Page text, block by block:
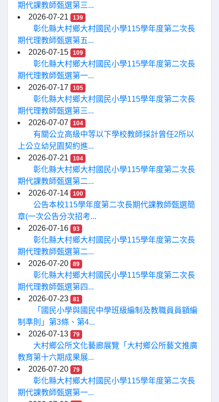
期代課教師甄選第三...
2026-07-21
139
彰化縣大村鄉大村國民小學115學年度第二次長
期代理教師甄選第五...
2026-07-15
109
彰化縣大村鄉大村國民小學115學年度第二次長
期代理教師甄選第一...
2026-07-17
105
彰化縣大村鄉大村國民小學115學年度第二次長
期代理教師甄選第三...
2026-07-07
104
有關公立高級中等以下學校教師採計曾任2所以
上公立幼兒園契約進...
2026-07-21
104
彰化縣大村鄉大村國民小學115學年度第二次長
期代課教師甄選第二...
2026-07-14
100
公告本校115學年度第二次長期代課教師甄選簡
章(一次公告分次招考...
2026-07-16
93
彰化縣大村鄉大村國民小學115學年度第二次長
期代理教師甄選第二...
2026-07-20
89
彰化縣大村鄉大村國民小學115學年度第二次長
期代理教師甄選第四...
2026-07-23
81
「國民小學與國民中學班級編制及教職員員額編
制準則」第3條、第4...
2026-07-13
79
大村鄉公所文化藝廊展覽「大村鄉公所藝文推廣
教育第十六期成果展...
2026-07-20
79
彰化縣大村鄉大村國民小學115學年度第二次長
期代課教師甄選第一...